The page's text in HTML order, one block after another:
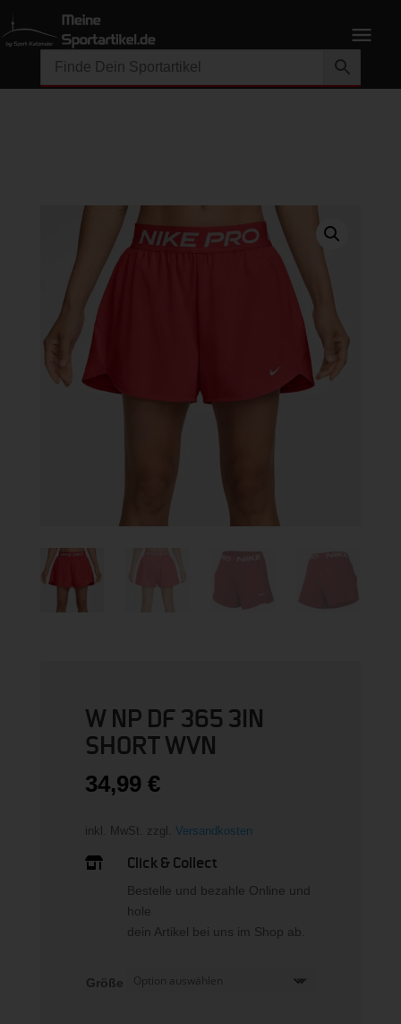
W NP DF 365 3IN
SHORT WVN
34,99 €
inkl. MwSt. zzgl. Versandkosten
 Click & Collect
Bestelle und bezahle Online und
hole
dein Artikel bei uns im Shop ab.
Größe